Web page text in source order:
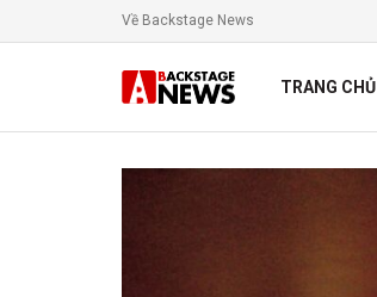
Về Backstage News
TRANG CHỦ